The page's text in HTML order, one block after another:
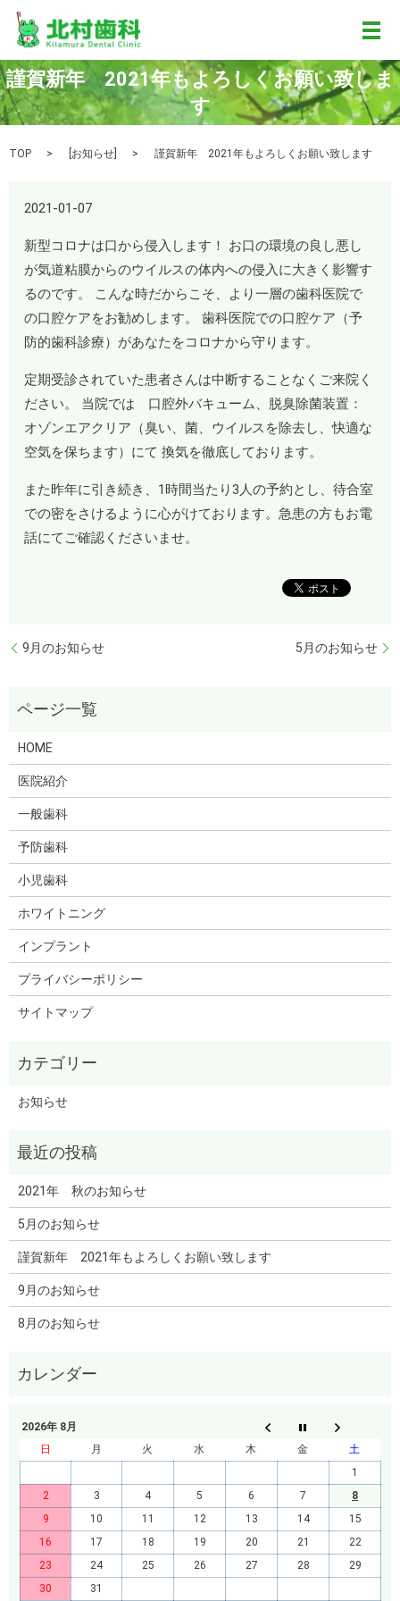
メ
謹賀新年 2021年もよろしくお願い致しま
す
TOP お知らせ 謹賀新年 2021年もよろしくお願い致します
2021-01-07
新型コロナは口から侵入します！ お口の環境の良し悪し
が気道粘膜からのウイルスの体内への侵入に大きく影響す
るのです。 こんな時だからこそ、より一層の歯科医院で
の口腔ケアをお勧めします。 歯科医院での口腔ケア（予
防的歯科診療）があなたをコロナから守ります。
定期受診されていた患者さんは中断することなくご来院く
ださい。 当院では 口腔外バキューム、脱臭除菌装置：
オゾンエアクリア（臭い、菌、ウイルスを除去し、快適な
空気を保ちます）にて 換気を徹底しております。
また昨年に引き続き、1時間当たり3人の予約とし、待合室
での密をさけるように心がけております。急患の方もお電
話にてご確認くださいませ。
9月のお知らせ 5月のお知らせ
HOME
医院紹介
一般歯科
予防歯科
小児歯科
ホワイトニング
インプラント
プライバシーポリシー
サイトマップ
お知らせ
2021年 秋のお知らせ
5月のお知らせ
謹賀新年 2021年もよろしくお願い致します
9月のお知らせ
8月のお知らせ
2026年 8月
日
月 火 水 木 金
土
1
2
3 4 5 6 7
8
9
10 11 12 13 14
15
16
17 18 19 20 21
22
23
24 25 26 27 28
29
30
31